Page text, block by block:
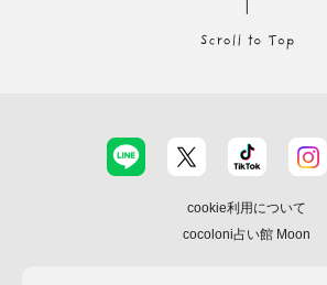
cookie利用について
cocoloni占い館 Moon